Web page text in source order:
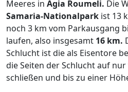
Meeres in Agia Roumeli. Die
Samaria-Nationalpark ist 13
noch 3 km vom Parkausgang
laufen, also insgesamt 16 km.
Schlucht ist die als Eisentore
die Seiten der Schlucht auf
schließen und bis zu einer